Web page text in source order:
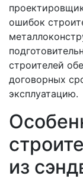
ошибок
строителей
договорных
эксплуатацию.
из